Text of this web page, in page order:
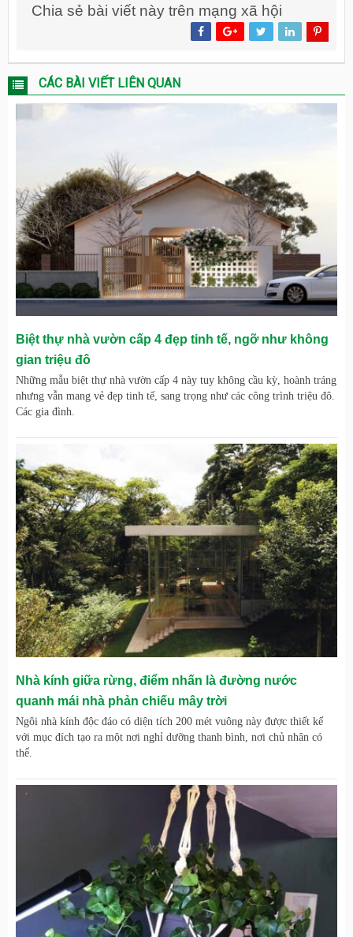
Chia sẻ bài viết này trên mạng xã hội
CÁC BÀI VIẾT LIÊN QUAN
Biệt thự nhà vườn cấp 4 đẹp tinh tế, ngỡ như không
gian triệu đô
Những mẫu biệt thự nhà vườn cấp 4 này tuy không cầu kỳ, hoành tráng
nhưng vẫn mang vẻ đẹp tinh tế, sang trọng như các công trình triệu đô.
Các gia đình.
Nhà kính giữa rừng, điểm nhấn là đường nước
quanh mái nhà phản chiếu mây trời
Ngôi nhà kính độc đáo có diện tích 200 mét vuông này được thiết kế
với mục đích tạo ra một nơi nghỉ dưỡng thanh bình, nơi chủ nhân có
thể.